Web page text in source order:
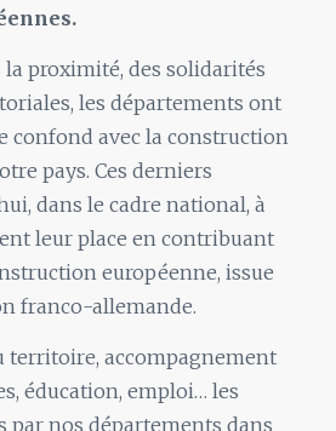
la proximité, des solidarités
les départements ont
confond avec la construction
pays. Ces derniers
dans le cadre national, à
leur place en contribuant
européenne, issue
franco-allemande.
territoire, accompagnement
éducation, emploi… les
par nos départements dans